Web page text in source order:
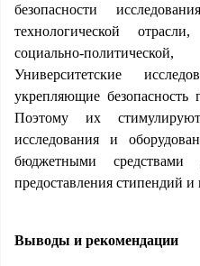
безопасности
технологической
социально-
Университетские
укрепляющие безопасность
Поэтому их
исследования и
бюджетными средствами
предоставления стипендий и
Выводы и рекомендации